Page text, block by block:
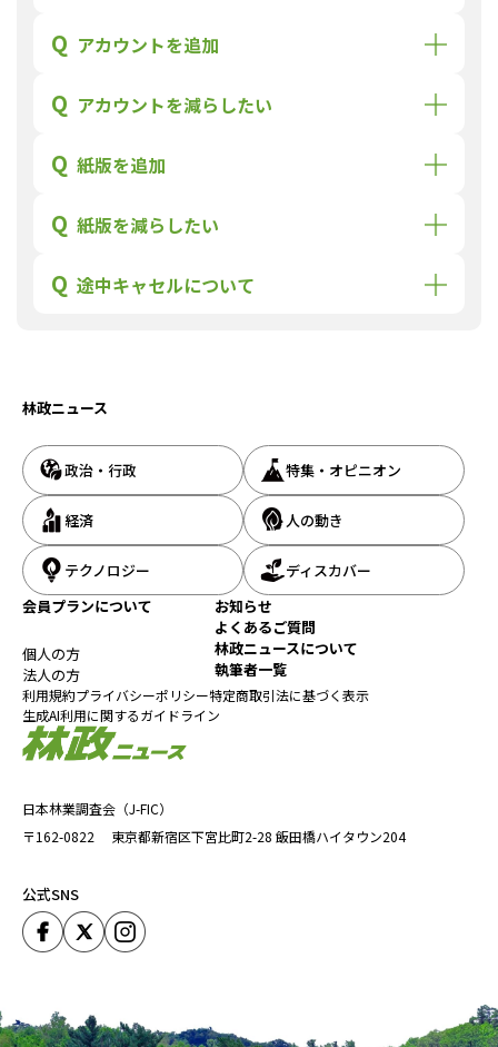
Q アカウントを追加
Q アカウントを減らしたい
Q 紙版を追加
Q 紙版を減らしたい
Q 途中キャセルについて
日本林業調査会（J-FIC）
〒162-0822
東京都新宿区下宮比町2-28 飯田橋ハイタウン204
公式SNS
林政ニュース
政治・行政 特集・オピニオン
経済 人の動き
テクノロジー
ディスカバー
会員プランについて
個人の方
法人の方
お知らせ
よくあるご質問
林政ニュースについて
執筆者一覧
利用規約プライバシーポリシー特定商取引法に基づく表示
生成AI利用に関するガイドライン